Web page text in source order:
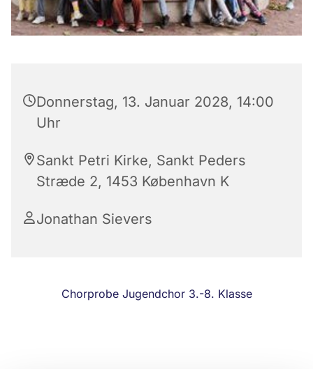
Donnerstag, 13. Januar 2028, 14:00
Uhr
Sankt Petri Kirke, Sankt Peders
Stræde 2, 1453 København K
Jonathan Sievers
Chorprobe Jugendchor 3.-8. Klasse